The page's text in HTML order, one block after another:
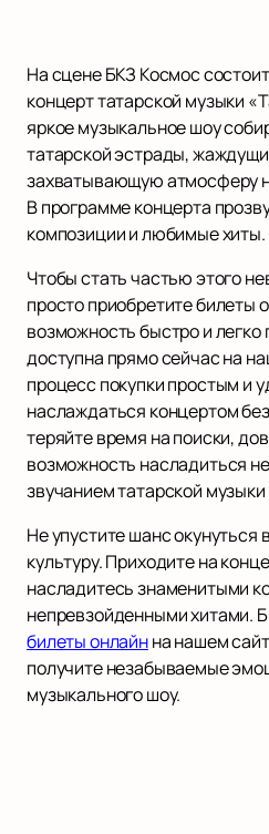
На сцене БКЗ Космос
концерт татарской музыки
яркое музыкальное шоу
татарской эстрады,
захватывающую атмосферу
В программе концерта
композиции и любимые хиты.
Чтобы стать частью этого
просто приобретите билеты
возможность быстро и легко
доступна прямо сейчас на
процесс покупки простым и
наслаждаться концертом
теряйте время на поиски,
возможность насладиться
звучанием татарской
Не упустите шанс окунуться
культуру. Приходите на
насладитесь знаменитыми
непревзойденными хитами.
билеты онлайнна нашем
получите незабываемые
музыкального шоу.